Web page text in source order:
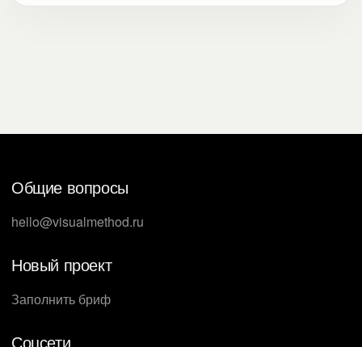
Общие вопросы
hello@visualmethod.ru
Новый проект
Заполнить бриф
Соцсети